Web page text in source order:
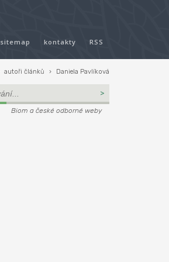
sitemap kontakty RSS
autoři článků › Daniela Pavlíková
Biom a české odborné weby